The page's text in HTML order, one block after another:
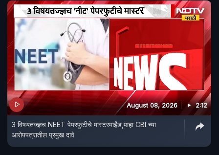
August 08, 2026 2:12
3 विषयतज्ज्ञच NEET पेपरफुटीचे मास्टरमाईंड,पाहा CBI च्या
आरोपपत्रातील प्रमुख दावे